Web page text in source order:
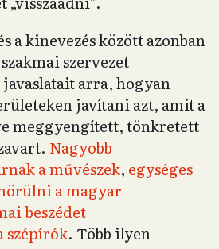
a kinevezés között azonban
szervezet
arra, hogyan
javítani azt, amit a
meggyengített, tönkretett
Nagyobb
a művészek, egységes
a magyar
beszédet
szépírók. Több ilyen